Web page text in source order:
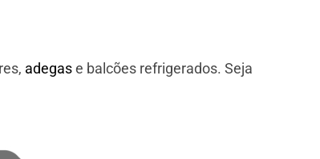
adegase balcões refrigerados. Seja